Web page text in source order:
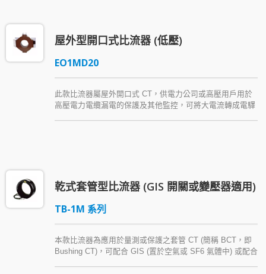
屋外型開口式比流器 (低壓)
EO1MD20
此款比流器屬屋外開口式 CT，供電力公司或高壓用戶用於
高壓電力電纜漏電的保護及其他監控，可將大電流轉成電驛
乾式套管型比流器 (GIS 開關或變壓器適用)
TB-1M 系列
本款比流器為應用於量測或保護之套管 CT (簡稱 BCT，即
Bushing CT)，可配合 GIS (置於空氣或 SF6 氣體中) 或配合